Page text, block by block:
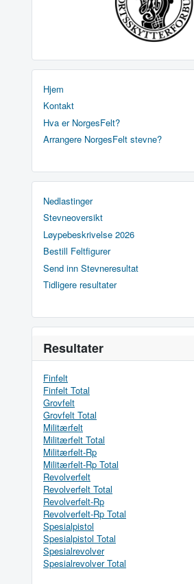
Hjem
Kontakt
Hva er NorgesFelt?
Arrangere NorgesFelt stevne?
Nedlastinger
Stevneoversikt
Løypebeskrivelse 2026
Bestill Feltfigurer
Send inn Stevneresultat
Tidligere resultater
Resultater
Finfelt
Finfelt Total
Grovfelt
Grovfelt Total
Militærfelt
Militærfelt Total
Militærfelt-Rp
Militærfelt-Rp Total
Revolverfelt
Revolverfelt Total
Revolverfelt-Rp
Revolverfelt-Rp Total
Spesialpistol
Spesialpistol Total
Spesialrevolver
Spesialrevolver Total